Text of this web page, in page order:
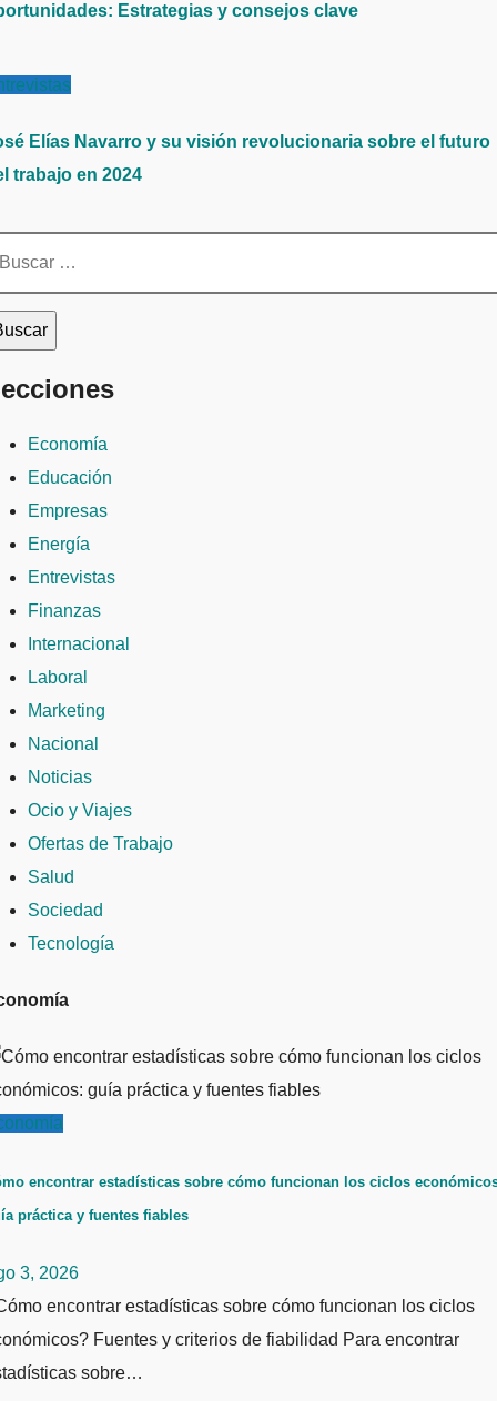
Estrategias y consejos clave
Elías Navarro y su visión revolucionaria sobre el futuro
trabajo en 2024
Economía
Educación
Empresas
Energía
Entrevistas
Finanzas
Internacional
Laboral
Marketing
Nacional
Noticias
Ocio y Viajes
Ofertas de Trabajo
Salud
Sociedad
Tecnología
encontrar estadísticas sobre cómo funcionan los ciclos
práctica y fuentes fiables
3, 2026
encontrar estadísticas sobre cómo funcionan los ciclos
Fuentes y criterios de fiabilidad Para encontrar
sobre…